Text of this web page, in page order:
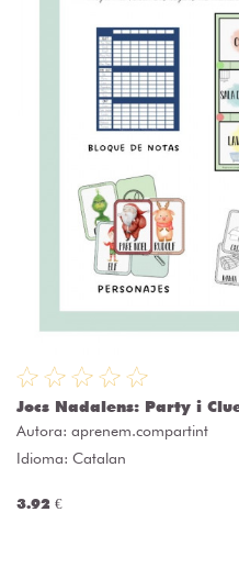
Jocs Nadalens: Party i
Autora: aprenem.compartint
Idioma: Catalan
3.92 €